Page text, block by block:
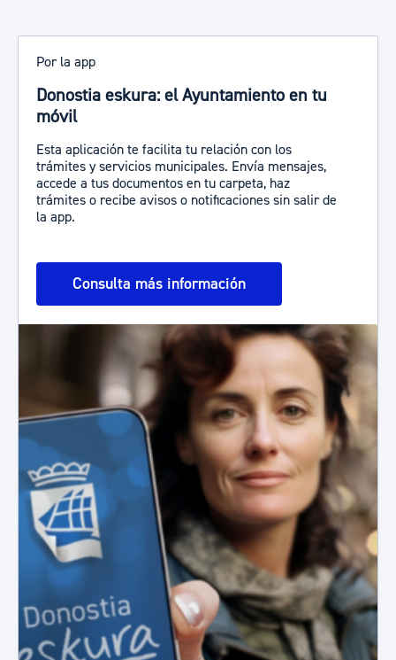
Por la app
Donostia eskura: el Ayuntamiento en tu
móvil
Esta aplicación te facilita tu relación con los
trámites y servicios municipales. Envía mensajes,
accede a tus documentos en tu carpeta, haz
trámites o recibe avisos o notificaciones sin salir de
la app.
Consulta más información